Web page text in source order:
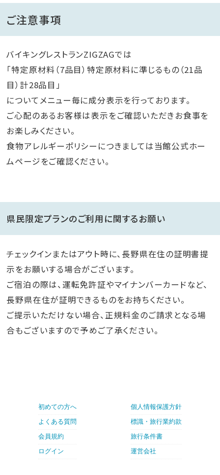
ご注意事項
バイキングレストランZIGZAGでは
「特定原材料（7品目）特定原材料に準じるもの（21品
目）計28品目」
についてメニュー毎に成分表示を行っております。
ご心配のあるお客様は表示をご確認いただきお食事を
お楽しみください。
食物アレルギーポリシーにつきましては当館公式ホー
ムページをご確認ください。
県民限定プランのご利用に関するお願い
チェックインまたはアウト時に、長野県在住の証明書提
示をお願いする場合がございます。
ご宿泊の際は、運転免許証やマイナンバーカードなど、
長野県在住が証明できるものをお持ちください。
ご提示いただけない場合、正規料金のご請求となる場
合もございますので予めご了承ください。
初めての方へ
よくある質問
会員規約
ログイン
個人情報保護方針
標識・旅行業約款
旅行条件書
運営会社